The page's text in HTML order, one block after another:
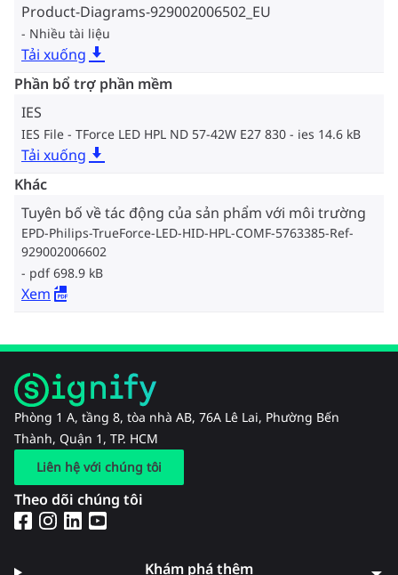
Product-Diagrams-929002006502_EU
Nhiều tài liệu
Tải xuống
Phần bổ trợ phần mềm
IES
IES File - TForce LED HPL ND 57-42W E27 830 ies 14.6 kB
Tải xuống
Khác
Tuyên bố về tác động của sản phẩm với môi trường
EPD-Philips-TrueForce-LED-HID-HPL-COMF-5763385-Ref-
929002006602
pdf 698.9 kB
Xem
Phòng 1 A, tầng 8, tòa nhà AB, 76A Lê Lai, Phường Bến
Thành, Quận 1, TP. HCM
Liên hệ với chúng tôi
Theo dõi chúng tôi
Khám phá thêm